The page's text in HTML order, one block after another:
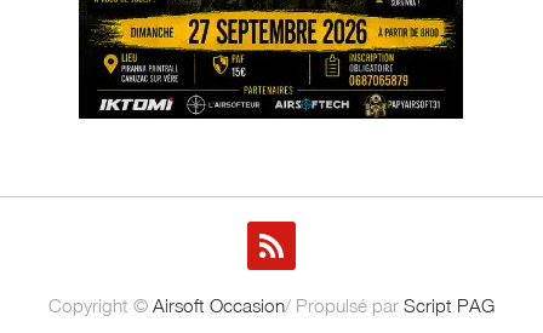
Copyright © Airsoft Occasion/ Propulsé par Script PAG